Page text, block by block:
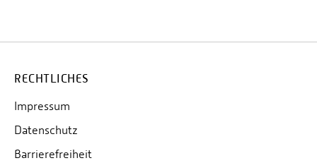
RECHTLICHES
Impressum
Datenschutz
Barrierefreiheit